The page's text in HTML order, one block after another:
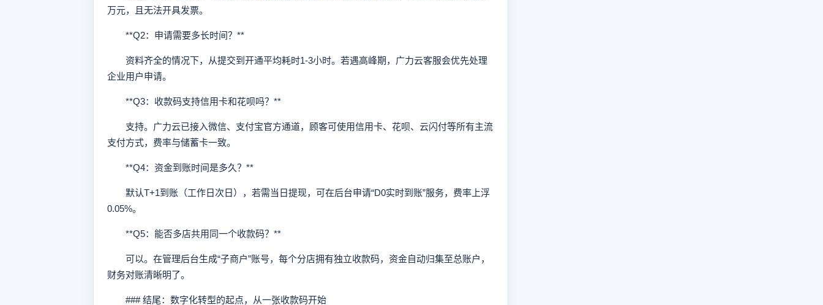
万元，且无法开具发票。
**Q2：申请需要多长时间？**
资料齐全的情况下，从提交到开通平均耗时1-3小时。若遇高峰期，广力云客服会优先处理
企业用户申请。
**Q3：收款码支持信用卡和花呗吗？**
支持。广力云已接入微信、支付宝官方通道，顾客可使用信用卡、花呗、云闪付等所有主流
支付方式，费率与储蓄卡一致。
**Q4：资金到账时间是多久？**
默认T+1到账（工作日次日），若需当日提现，可在后台申请“D0实时到账”服务，费率上浮
0.05%。
**Q5：能否多店共用同一个收款码？**
可以。在管理后台生成“子商户”账号，每个分店拥有独立收款码，资金自动归集至总账户，
财务对账清晰明了。
### 结尾：数字化转型的起点，从一张收款码开始